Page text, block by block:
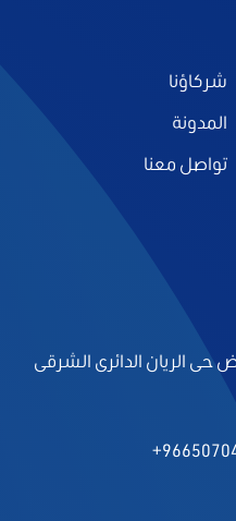
شركاؤنا
المدونة
تواصل معنا
حى الريان الدائرى الشرقى